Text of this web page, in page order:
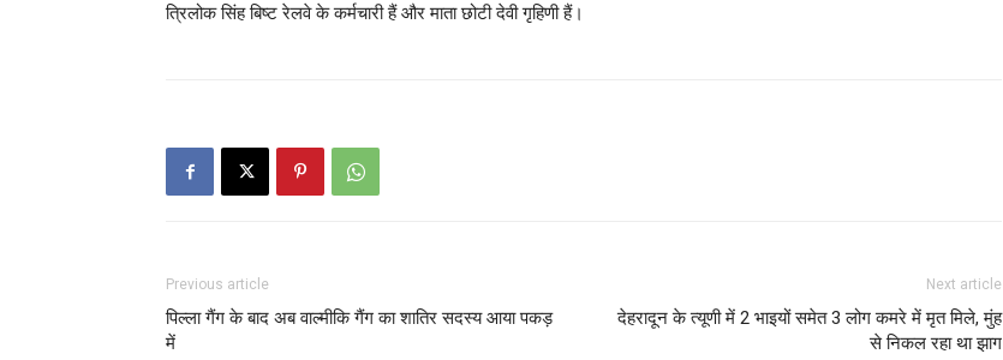
त्रिलोक सिंह बिष्ट रेलवे के कर्मचारी हैं और माता छोटी देवी गृहिणी हैं।
Previous article
पिल्ला गैंग के बाद अब वाल्मीकि गैंग का शातिर सदस्य आया पकड़
में
Next article
देहरादून के त्यूणी में 2 भाइयों समेत 3 लोग कमरे में मृत मिले, मुंह
से निकल रहा था झाग